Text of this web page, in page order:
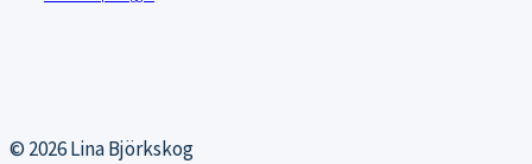
© 2026 Lina Björkskog